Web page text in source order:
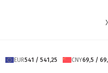
EUR541 / 541,25 CNY69,5 /